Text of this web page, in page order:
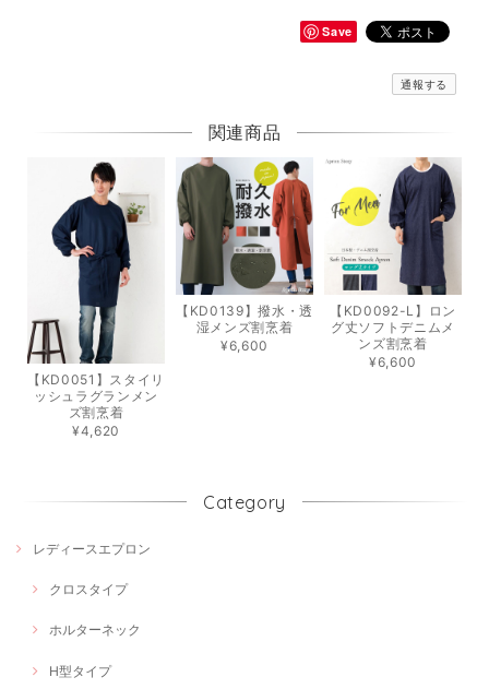
Save
通報する
関連商品
【KD0051】スタイリ
ッシュラグランメン
ズ割烹着
¥4,620
【KD0139】撥水・透
湿メンズ割烹着
¥6,600
【KD0092-L】ロン
グ丈ソフトデニムメ
ンズ割烹着
¥6,600
Category
レディースエプロン
クロスタイプ
ホルターネック
H型タイプ